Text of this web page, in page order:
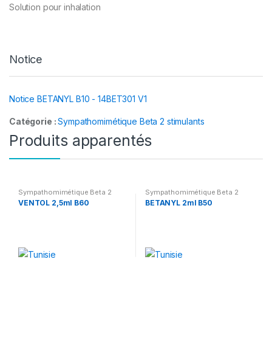
Solution pour inhalation
Notice
Notice BETANYL B10 - 14BET301 V1
Catégorie :Sympathomimétique Beta 2 stimulants
Produits apparentés
Sympathomimétique Beta 2
stimulants
VENTOL 2,5ml B60
Sympathomimétique Beta 2
stimulants
BETANYL 2ml B50